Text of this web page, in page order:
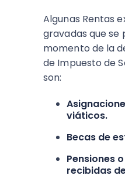
Algunas Rentas
gravadas que
momento de la
de Impuesto de
son:
viáticos.
Becas de
Pensiones
recibidas